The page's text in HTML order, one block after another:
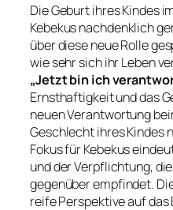
Die Geburt ihres Kindes
Kebekus nachdenklich
über diese neue Rolle
wie sehr sich ihr Leben
„Jetzt bin ich
Ernsthaftigkeit und das
neuen Verantwortung
Geschlecht ihres Kindes
Fokus für Kebekus
und der Verpflichtung,
gegenüber empfindet.
reife Perspektive auf